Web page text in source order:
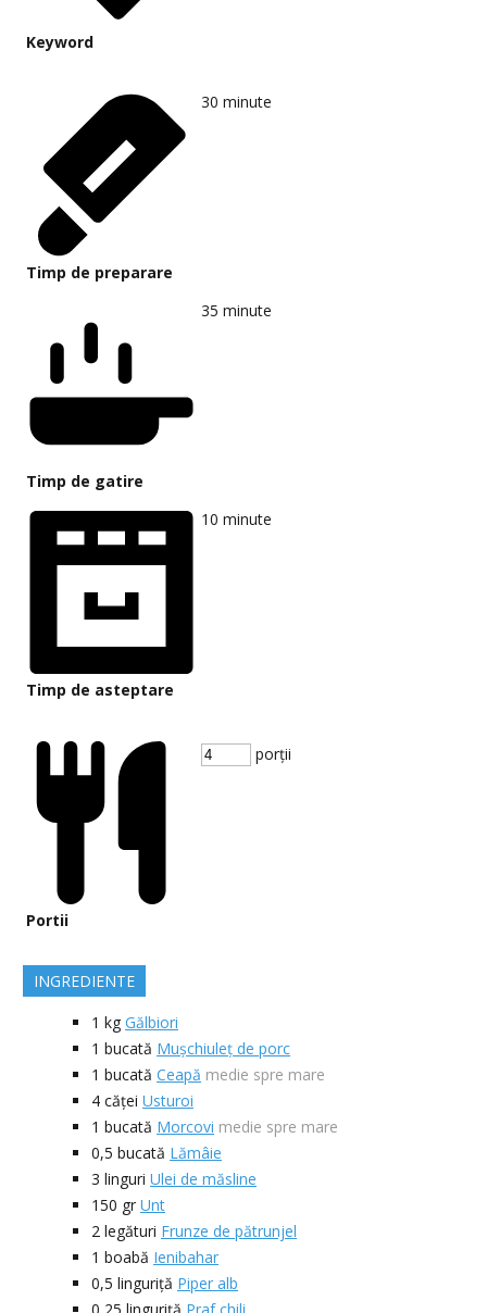
Keyword
Timp de preparare
30 minute
Timp de gatire
35 minute
Timp de asteptare
10 minute
Portii
porții
INGREDIENTE
1 kg Gălbiori
1 bucată Mușchiuleț de porc
1 bucată Ceapă medie spre mare
4 căței Usturoi
1 bucată Morcovi medie spre mare
0,5 bucată Lămâie
3 linguri Ulei de măsline
150 gr Unt
2 legături Frunze de pătrunjel
1 boabă Ienibahar
0,5 linguriță Piper alb